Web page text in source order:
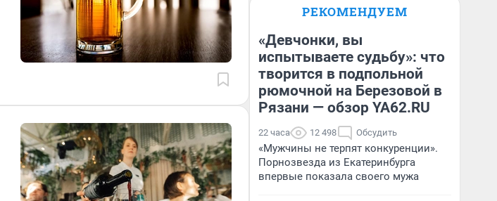
РЕКОМЕНДУЕМ
«Девчонки, вы
испытываете судьбу»: что
творится в подпольной
рюмочной на Березовой в
Рязани — обзор YA62.RU
22 часа 12 498 Обсудить
«Мужчины не терпят конкуренции».
Порнозвезда из Екатеринбурга
впервые показала своего мужа